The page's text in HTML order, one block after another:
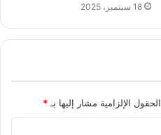
18 سبتمبر، 2025
الحقول الإلزامية مشار إليها بـ*